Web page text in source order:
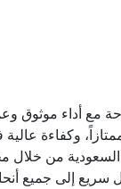
مع أداء موثوق
ممتازاً، وكفاءة
السعودية من
إلى جميع